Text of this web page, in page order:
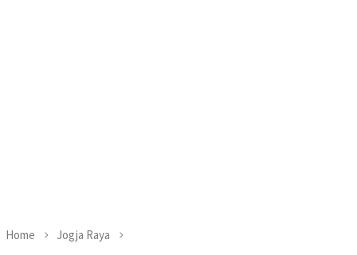
Home Jogja Raya